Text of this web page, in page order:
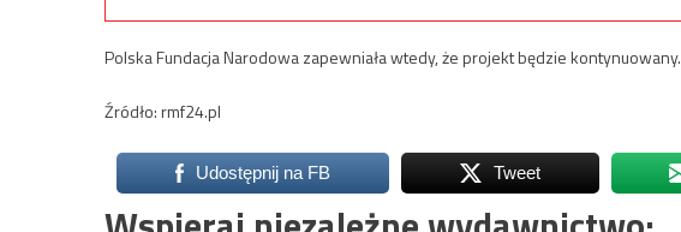
Polska Fundacja Narodowa zapewniała wtedy, że projekt będzie kontynuowany.
Źródło: rmf24.pl
Udostępnij na FB Tweet